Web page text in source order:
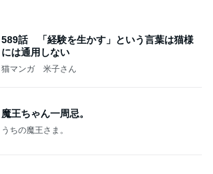
589話 「経験を生かす」という言葉は猫様
には通用しない
猫マンガ 米子さん
魔王ちゃん一周忌。
うちの魔王さま。